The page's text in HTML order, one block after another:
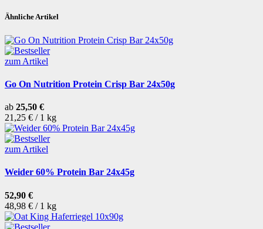
Ähnliche Artikel
zum Artikel
Go On Nutrition Protein Crisp Bar 24x50g
ab 25,50 €
21,25 € / 1 kg
zum Artikel
Weider 60% Protein Bar 24x45g
52,90 €
48,98 € / 1 kg